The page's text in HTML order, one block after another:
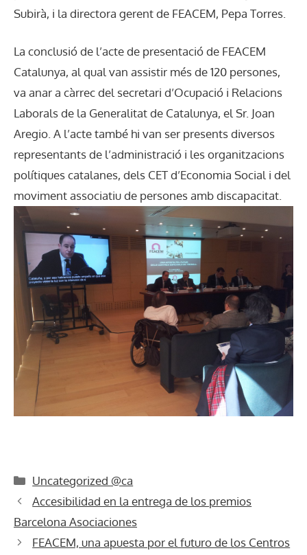
Subirà, i la directora gerent de FEACEM, Pepa Torres.
La conclusió de l’acte de presentació de FEACEM
Catalunya, al qual van assistir més de 120 persones,
va anar a càrrec del secretari d’Ocupació i Relacions
Laborals de la Generalitat de Catalunya, el Sr. Joan
Aregio. A l’acte també hi van ser presents diversos
representants de l’administració i les organitzacions
polítiques catalanes, dels CET d’Economia Social i del
moviment associatiu de persones amb discapacitat.
Categories
Uncategorized @ca
Accesibilidad en la entrega de los premios
Barcelona Asociaciones
FEACEM, una apuesta por el futuro de los Centros